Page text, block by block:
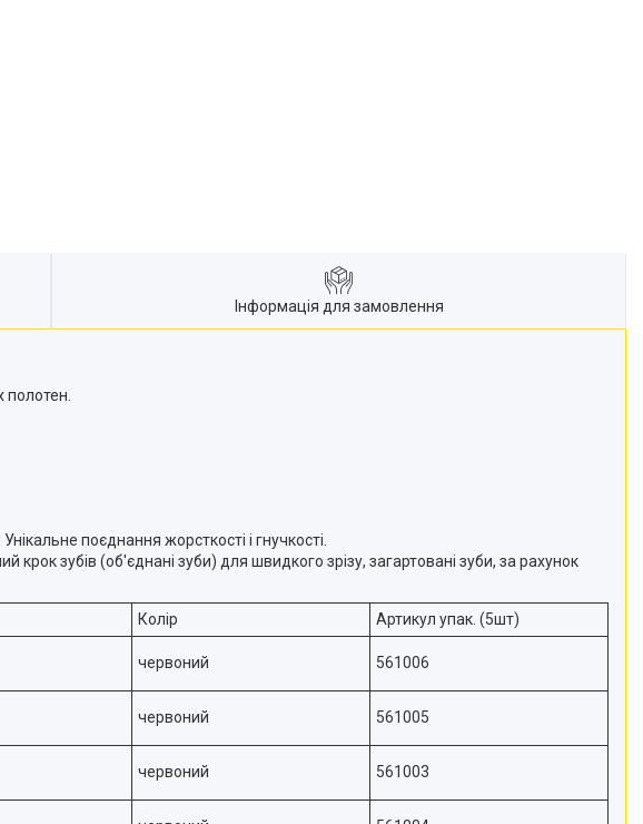
Інформація для замовлення
полотен.
поєднання жорсткості і гнучкості.
зубів (об'єднані зуби) для швидкого зрізу, загартовані зуби, за рахунок
Колір Артикул упак. (5шт)
червоний 561006
червоний 561005
червоний 561003